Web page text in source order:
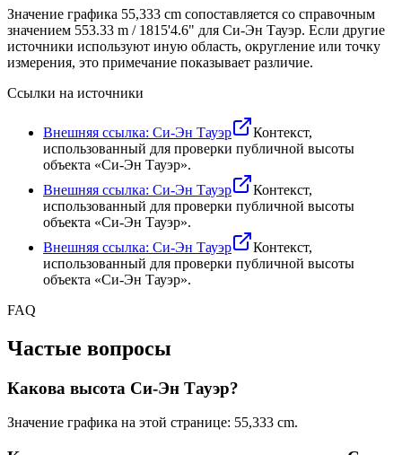
Значение графика 55,333 cm сопоставляется со справочным
значением 553.33 m / 1815'4.6" для Си-Эн Тауэр. Если другие
источники используют иную область, округление или точку
измерения, это примечание показывает различие.
Ссылки на источники
Внешняя ссылка: Си-Эн Тауэр
Контекст,
использованный для проверки публичной высоты
объекта «Си-Эн Тауэр».
Внешняя ссылка: Си-Эн Тауэр
Контекст,
использованный для проверки публичной высоты
объекта «Си-Эн Тауэр».
Внешняя ссылка: Си-Эн Тауэр
Контекст,
использованный для проверки публичной высоты
объекта «Си-Эн Тауэр».
FAQ
Частые вопросы
Какова высота Си-Эн Тауэр?
Значение графика на этой странице: 55,333 cm.